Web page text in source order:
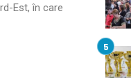
Est, în care